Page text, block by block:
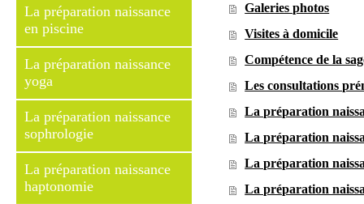
La préparation naissance
en piscine
La préparation naissance
yoga
La préparation naissance
sophrologie
La préparation naissance
haptonomie
Galeries photos
Visites à domicile
Compétence de la
Les consultations
La préparation
La préparation
La préparation
La préparation